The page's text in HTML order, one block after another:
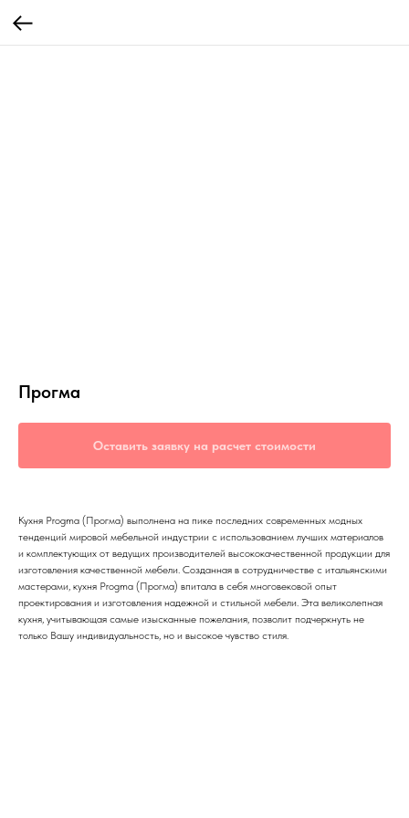
Прогма
Оставить заявку на расчет стоимости
Кухня Progma (Прогма) выполнена на пике последних современных модных
тенденций мировой мебельной индустрии с использованием лучших материалов
и комплектующих от ведущих производителей высококачественной продукции для
изготовления качественной мебели. Созданная в сотрудничестве с итальянскими
мастерами, кухня Progma (Прогма) впитала в себя многовековой опыт
проектирования и изготовления надежной и стильной мебели. Эта великолепная
кухня, учитывающая самые изысканные пожелания, позволит подчеркнуть не
только Вашу индивидуальность, но и высокое чувство стиля.